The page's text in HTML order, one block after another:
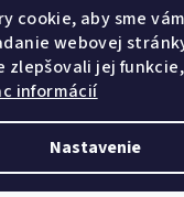
cookie, aby sme
webovej
zlepšovali jej
informácií
Nastavenie
Páleník